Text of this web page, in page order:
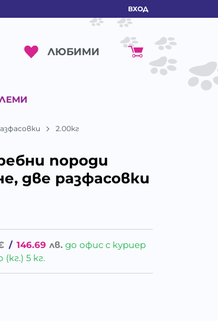
ВХОД
ЛЮБИМИ
2.00кг
породи
две разфасовки
/ 146.69 лв. до офис с куриер
5 кг.